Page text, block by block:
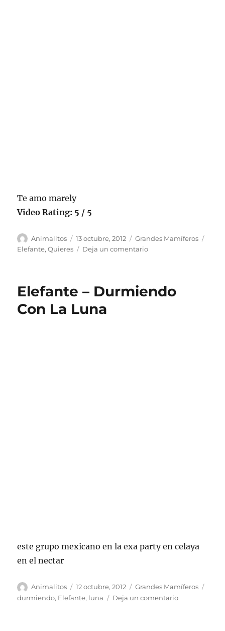
Te amo marely
Video Rating: 5 / 5
Autor
Animalitos
Publicado
el
13 octubre, 2012 Categorías
Grandes Mamíferos
Elefante,Quieres Deja un comentarioen
elefante
Elefante – Durmiendo
Con La Luna
este grupo mexicano en la exa party en celaya
en el nectar
Autor
Animalitos
Publicado
el
12 octubre, 2012 Categorías
Grandes Mamíferos
durmiendo, Elefante, luna Deja un comentarioen